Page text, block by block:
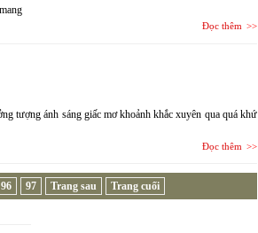
Đọc thêm
tượng ánh sáng giấc mơ khoảnh khắc xuyên qua quá khứ
Đọc thêm
96 97 Trang sau Trang cuối